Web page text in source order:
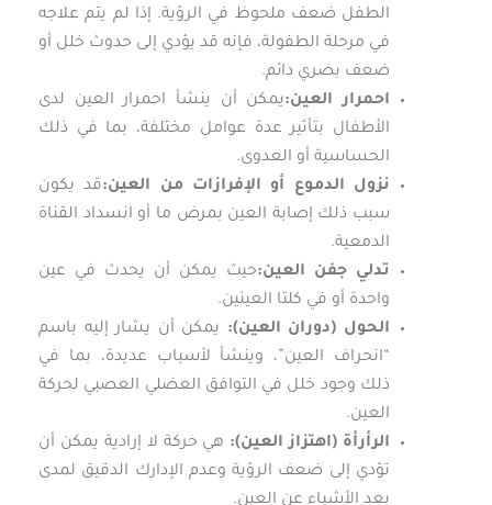
الطفل ضعف ملحوظ في الرؤية. إذا لم يتم علاجه
في مرحلة الطفولة، فإنه قد يؤدي إلى حدوث خلل أو
ضعف بصري دائم.
احمرار العين:يمكن أن ينشأ احمرار العين لدى
الأطفال بتأثير عدة عوامل مختلفة، بما في ذلك
الحساسية أو العدوى.
نزول الدموع أو الإفرازات من العين:قد يكون
سبب ذلك إصابة العين بمرض ما أو انسداد القناة
الدمعية.
تدلي جفن العين:حيث يمكن أن يحدث في عين
واحدة أو في كلتا العينين.
الحول (دوران العين): يمكن أن يشار إليه باسم
“انحراف العين”، وينشأ لأسباب عديدة، بما في
ذلك وجود خلل في التوافق العضلي العصبي لحركة
العين.
الرأرأة (اهتزاز العين): هي حركة لا إرادية يمكن أن
تؤدي إلى ضعف الرؤية وعدم الإدارك الدقيق لمدى
بعد الأشياء عن العين.